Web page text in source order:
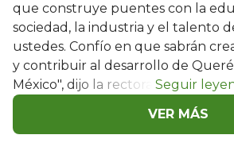
que construye puentes con la
sociedad, la industria y el talento
ustedes. Confío en que sabrán
y contribuir al desarrollo de
México", dijo la rectora.
VER MÁS